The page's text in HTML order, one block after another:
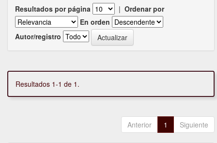
Resultados por página | Ordenar por
En orden
Autor/registro
Resultados 1-1 de 1.
Anterior 1 Siguiente